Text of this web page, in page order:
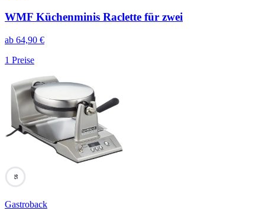
WMF Küchenminis Raclette für zwei
ab 64,90 €
1 Preise
95
Gastroback